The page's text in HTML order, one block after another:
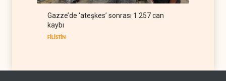
Gazze’de ‘ateşkes’ sonrası 1.257 can
kaybı
FİLİSTİN